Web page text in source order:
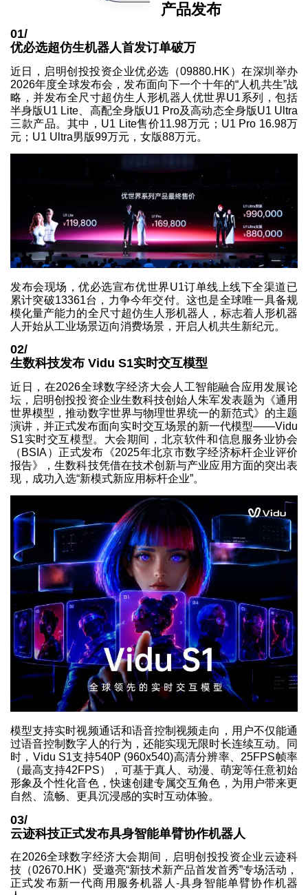
产品发布
01/
优必选超仿生机器人首发订单破万
近日，启明创投投资企业优必选（09880.HK）在深圳举办
2026年度全球发布会，发布面向下一个十年的“人机共生”战
略，并发布全尺寸超仿生人形机器人优世界U1系列，包括
半身版U1 Lite、高配全身版U1 Pro及高动态全身版U1 Ultra
三款产品。其中，U1 Lite售价11.98万元；U1 Pro 16.98万
元；U1 Ultra男版99万元，女版88万元。
发布会现场，优必选宣布优世界U1订单线上线下全渠道已
累计突破13361台，力争今年交付。这也是全球唯一具备规
模化量产能力的全尺寸超仿生人形机器人，标志着人形机器
人开始从工业场景迈向消费场景，开启人机共生新纪元。
02/
生数科技发布 Vidu S1实时交互模型
近日，在2026全球数字经济大会人工智能融合应用发展论
坛，启明创投投资企业生数科技创始人朱军发表题为《通用
世界模型，推动数字世界与物理世界统一的新范式》的主题
演讲，并正式发布面向实时交互场景的新一代模型——Vidu
S1实时交互模型。大会期间，北京软件和信息服务业协会
（BSIA）正式发布《2025年北京市数字经济标杆企业评价
报告》，生数科技凭借在技术创新与产业应用方面的突出表
现，成功入选“新模式新应用标杆企业”。
模型支持实时视频通话和语音控制视频走向，用户不仅能通
过语音控制数字人的行为，还能实现无限时长连续互动。同
时，Vidu S1支持540P (960x540)高清分辨率、25FPS帧率
（最高支持42FPS），可基于真人、动漫、萌宠等任意初始
形象及个性化音色，快速创建专属交互角色，为用户带来更
自然、流畅、更具沉浸感的实时互动体验。
03/
云迹科技正式发布具身智能单臂协作机器人
在2026全球数字经济大会期间，启明创投投资企业云迹科
技（02670.HK）受邀亮“新技术新产品首发首秀”专场活动，
正式发布新一代商用服务机器人-具身智能单臂协作机器